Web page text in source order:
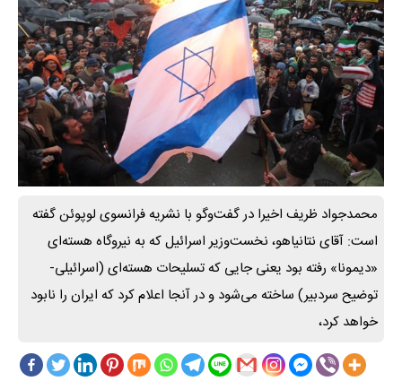
محمدجواد ظریف اخیرا در گفت‌وگو با نشریه فرانسوی لوپوئن گفته
است: آقای نتانیاهو، نخست‌وزیر اسرائیل که به نیروگاه هسته‌ای
«دیمونا» رفته بود یعنی جایی که تسلیحات هسته‌ای (اسرائیلی-
توضیح سردبیر) ساخته می‌شود و در آنجا اعلام کرد که ایران را نابود
خواهد کرد،